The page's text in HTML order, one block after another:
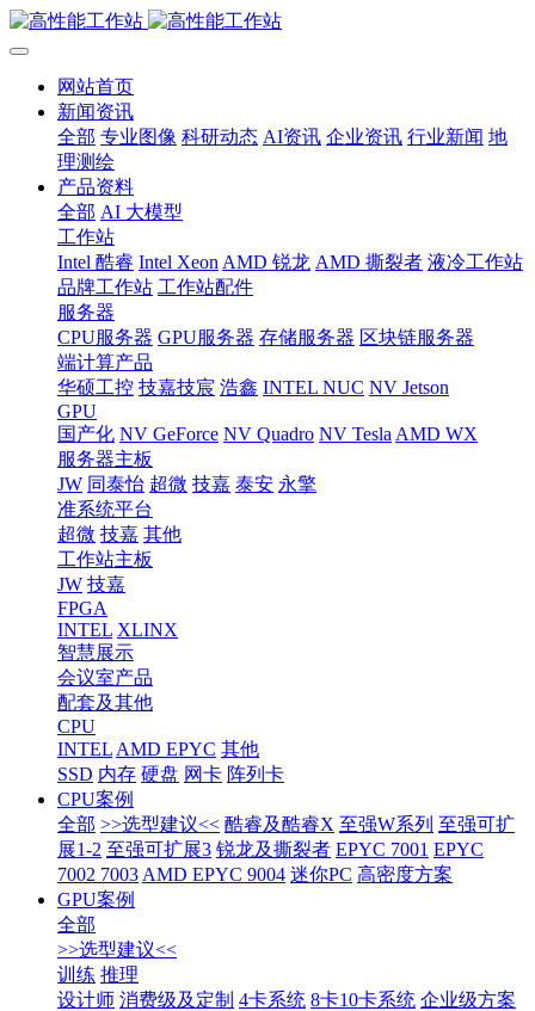
网站首页
新闻资讯
全部 专业图像 科研动态 AI资讯 企业资讯 行业新闻 地
理测绘
产品资料
全部 AI 大模型
工作站
Intel 酷睿 Intel Xeon AMD 锐龙 AMD 撕裂者 液冷工作站
品牌工作站 工作站配件
服务器
CPU服务器 GPU服务器 存储服务器 区块链服务器
端计算产品
华硕工控 技嘉技宸 浩鑫 INTEL NUC NV Jetson
GPU
国产化 NV GeForce NV Quadro NV Tesla AMD WX
服务器主板
JW 同泰怡 超微 技嘉 泰安 永擎
准系统平台
超微 技嘉 其他
工作站主板
JW 技嘉
FPGA
INTEL XLINX
智慧展示
会议室产品
配套及其他
CPU
INTEL AMD EPYC 其他
SSD 内存 硬盘 网卡 阵列卡
CPU案例
全部 >>选型建议<< 酷睿及酷睿X 至强W系列 至强可扩
展1-2 至强可扩展3 锐龙及撕裂者 EPYC 7001 EPYC
7002 7003 AMD EPYC 9004 迷你PC 高密度方案
GPU案例
全部
>>选型建议<<
训练 推理
设计师 消费级及定制 4卡系统 8卡10卡系统 企业级方案